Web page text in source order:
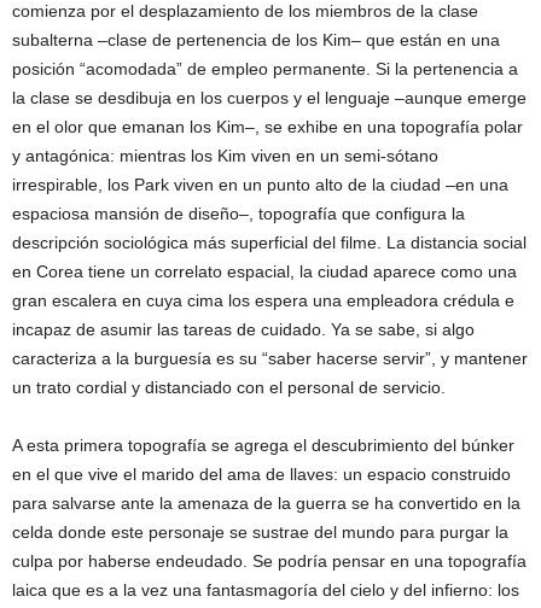
comienza por el desplazamiento de los miembros de la clase
subalterna –clase de pertenencia de los Kim– que están en una
posición “acomodada” de empleo permanente. Si la pertenencia a
la clase se desdibuja en los cuerpos y el lenguaje –aunque emerge
en el olor que emanan los Kim–, se exhibe en una topografía polar
y antagónica: mientras los Kim viven en un semi-sótano
irrespirable, los Park viven en un punto alto de la ciudad –en una
espaciosa mansión de diseño–, topografía que configura la
descripción sociológica más superficial del filme. La distancia social
en Corea tiene un correlato espacial, la ciudad aparece como una
gran escalera en cuya cima los espera una empleadora crédula e
incapaz de asumir las tareas de cuidado. Ya se sabe, si algo
caracteriza a la burguesía es su “saber hacerse servir”, y mantener
un trato cordial y distanciado con el personal de servicio.
A esta primera topografía se agrega el descubrimiento del búnker
en el que vive el marido del ama de llaves: un espacio construido
para salvarse ante la amenaza de la guerra se ha convertido en la
celda donde este personaje se sustrae del mundo para purgar la
culpa por haberse endeudado. Se podría pensar en una topografía
laica que es a la vez una fantasmagoría del cielo y del infierno: los